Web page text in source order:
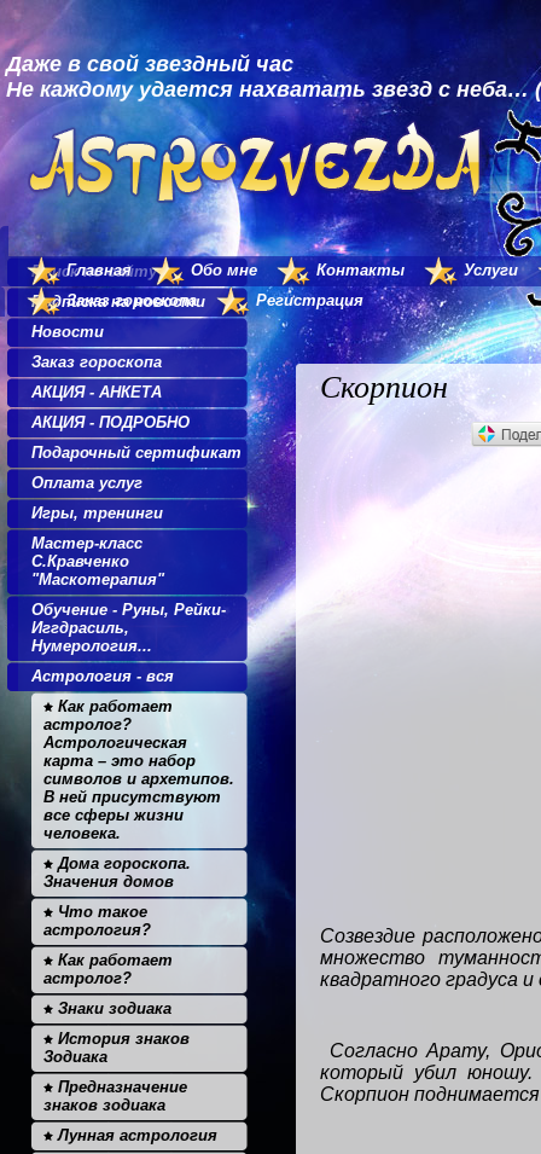
Даже в свой звездный час
Не каждому удается нахватать звезд с неба…
Главная Обо мне Контакты
Услуги
Заказ гороскопа
Регистрация
Поиск по сайту
Подписка на новости
Новости
Заказ гороскопа
АКЦИЯ - АНКЕТА
АКЦИЯ - ПОДРОБНО
Подарочный сертификат
Оплата услуг
Игры, тренинги
Мастер-класс
С.Кравченко
"Маскотерапия"
Обучение - Руны, Рейки-
Иггдрасиль,
Нумерология...
Астрология - вся
Как работает
астролог?
Астрологическая
карта – это набор
символов и архетипов.
В ней присутствуют
все сферы жизни
человека.
Дома гороскопа.
Значения домов
Что такое
астрология?
Как работает
астролог?
Знаки зодиака
История знаков
Зодиака
Предназначение
знаков зодиака
Лунная астрология
Скорпион
Созвездие
множество
квадратного градуса
Согласно Арату,
который убил юношу.
Скорпион